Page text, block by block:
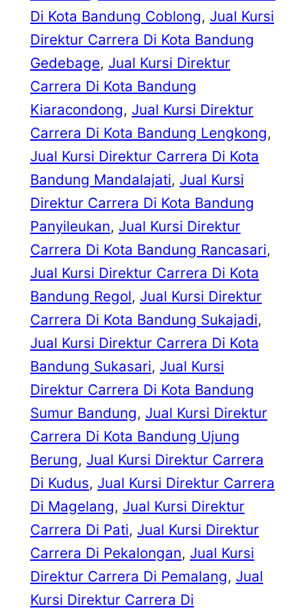
Di Kota Bandung Coblong, Jual Kursi
Direktur Carrera Di Kota Bandung
Gedebage, Jual Kursi Direktur
Carrera Di Kota Bandung
Kiaracondong, Jual Kursi Direktur
Carrera Di Kota Bandung Lengkong
Jual Kursi Direktur Carrera Di Kota
Bandung Mandalajati, Jual Kursi
Direktur Carrera Di Kota Bandung
Panyileukan, Jual Kursi Direktur
Carrera Di Kota Bandung Rancasari
Jual Kursi Direktur Carrera Di Kota
Bandung Regol, Jual Kursi Direktur
Carrera Di Kota Bandung Sukajadi
Jual Kursi Direktur Carrera Di Kota
Bandung Sukasari, Jual Kursi
Direktur Carrera Di Kota Bandung
Sumur Bandung, Jual Kursi Direktur
Carrera Di Kota Bandung Ujung
Berung, Jual Kursi Direktur Carrera
Di Kudus, Jual Kursi Direktur Carrera
Di Magelang, Jual Kursi Direktur
Carrera Di Pati, Jual Kursi Direktur
Carrera Di Pekalongan, Jual Kursi
Direktur Carrera Di Pemalang, Jual
Kursi Direktur Carrera Di